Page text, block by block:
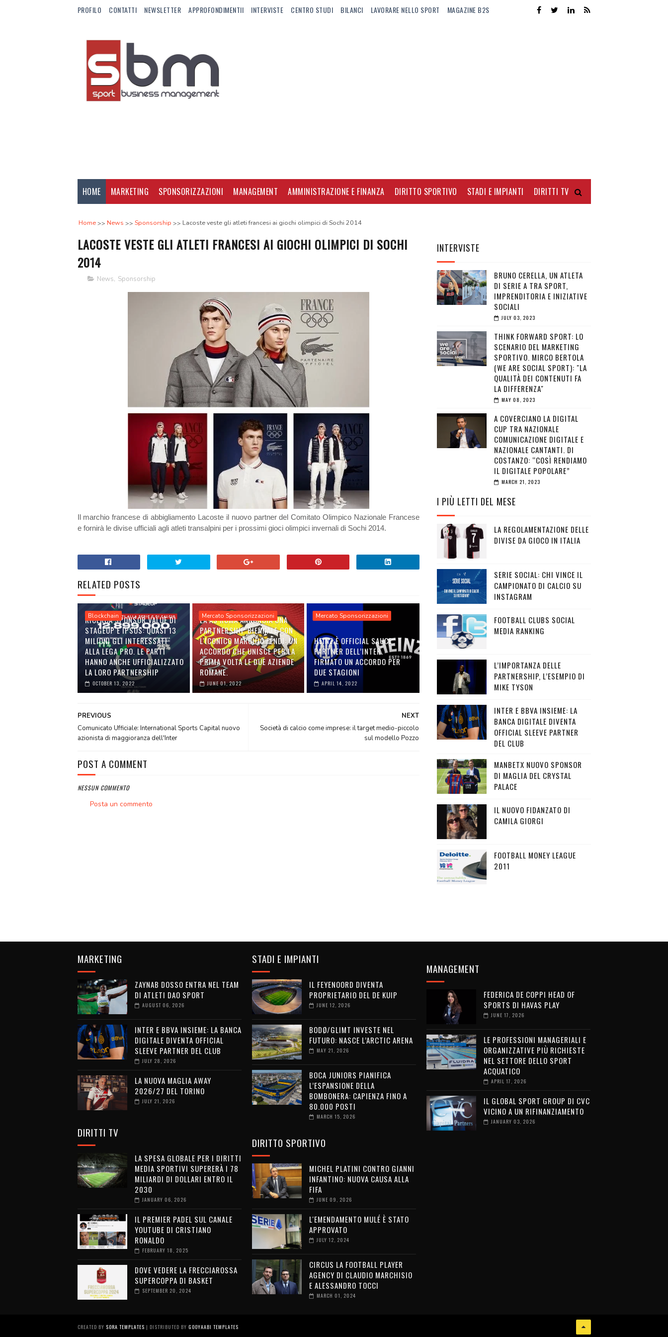
PROFILO CONTATTI NEWSLETTER APPROFONDIMENTII INTERVISTE CENTRO STUDI BILANCI LAVORARE NELLO SPORT MAGAZINE B2S
HOME MARKETING SPONSORIZZAZIONI MANAGEMENT AMMINISTRAZIONE E FINANZA DIRITTO SPORTIVO STADI E IMPIANTI DIRITTI TV
Home News Sponsorship Lacoste veste gli atleti francesi ai giochi olimpici di Sochi 2014
LACOSTE VESTE GLI ATLETI FRANCESI AI GIOCHI OLIMPICI DI SOCHI
2014
News, Sponsorship
Il marchio francese di abbigliamento Lacoste il nuovo partner del Comitato Olimpico Nazionale Francese
e fornirà le divise ufficiali agli atleti transalpini per i prossimi gioci olimpici invernali di Sochi 2014.
RELATED POSTS
Blockchain
RICERCA SPONSOR VALUE DI
STAGEUP E IPSOS: QUASI 13
MILIONI GLI INTERESSATI
ALLA LEGA PRO. LE PARTI
HANNO ANCHE UFFICIALIZZATO
LA LORO PARTNERSHIP
OCTOBER 13, 2022
Mercato Sponsorizzazioni
LA AS ROMA ANNUNCIA UNA
PARTNERSHIP BIENNALE CON
L'ICONICO MARCHIO FENDI: UN
ACCORDO CHE UNISCE PER LA
PRIMA VOLTA LE DUE AZIENDE
ROMANE.
JUNE 01, 2022
Mercato Sponsorizzazioni
HEINZ È OFFICIAL SAUCE
PARTNER DELL’INTER.
FIRMATO UN ACCORDO PER
DUE STAGIONI
APRIL 14, 2022
NEXT
Società di calcio come imprese: il target medio-piccolo
sul modello Pozzo
PREVIOUS
Comunicato Ufficiale: International Sports Capital nuovo
azionista di maggioranza dell'Inter
POST A COMMENT
NESSUN COMMENTO
Posta un commento
INTERVISTE
BRUNO CERELLA, UN ATLETA
DI SERIE A TRA SPORT,
IMPRENDITORIA E INIZIATIVE
SOCIALI
JULY 03, 2023
THINK FORWARD SPORT: LO
SCENARIO DEL MARKETING
SPORTIVO. MIRCO BERTOLA
(WE ARE SOCIAL SPORT): "LA
QUALITÀ DEI CONTENUTI FA
LA DIFFERENZA"
MAY 08, 2023
A COVERCIANO LA DIGITAL
CUP TRA NAZIONALE
COMUNICAZIONE DIGITALE E
NAZIONALE CANTANTI. DI
COSTANZO: “COSÌ RENDIAMO
IL DIGITALE POPOLARE”
MARCH 21, 2023
I PIÙ LETTI DEL MESE
LA REGOLAMENTAZIONE DELLE
DIVISE DA GIOCO IN ITALIA
SERIE SOCIAL: CHI VINCE IL
CAMPIONATO DI CALCIO SU
INSTAGRAM
FOOTBALL CLUBS SOCIAL
MEDIA RANKING
L’IMPORTANZA DELLE
PARTNERSHIP, L’ESEMPIO DI
MIKE TYSON
INTER E BBVA INSIEME: LA
BANCA DIGITALE DIVENTA
OFFICIAL SLEEVE PARTNER
DEL CLUB
MANBETX NUOVO SPONSOR
DI MAGLIA DEL CRYSTAL
PALACE
IL NUOVO FIDANZATO DI
CAMILA GIORGI
FOOTBALL MONEY LEAGUE
2011
MARKETING
ZAYNAB DOSSO ENTRA NEL TEAM
DI ATLETI DAO SPORT
AUGUST 06, 2026
INTER E BBVA INSIEME: LA BANCA
DIGITALE DIVENTA OFFICIAL
SLEEVE PARTNER DEL CLUB
JULY 28, 2026
LA NUOVA MAGLIA AWAY
2026/27 DEL TORINO
JULY 21, 2026
DIRITTI TV
LA SPESA GLOBALE PER I DIRITTI
MEDIA SPORTIVI SUPERERÀ I 78
MILIARDI DI DOLLARI ENTRO IL
2030
JANUARY 06, 2026
IL PREMIER PADEL SUL CANALE
YOUTUBE DI CRISTIANO
RONALDO
FEBRUARY 18, 2025
DOVE VEDERE LA FRECCIAROSSA
SUPERCOPPA DI BASKET
SEPTEMBER 20, 2024
STADI E IMPIANTI
IL FEYENOORD DIVENTA
PROPRIETARIO DEL DE KUIP
JUNE 12, 2026
BODØ/GLIMT INVESTE NEL
FUTURO: NASCE L’ARCTIC ARENA
MAY 21, 2026
BOCA JUNIORS PIANIFICA
L’ESPANSIONE DELLA
BOMBONERA: CAPIENZA FINO A
80.000 POSTI
MARCH 15, 2026
DIRITTO SPORTIVO
MICHEL PLATINI CONTRO GIANNI
INFANTINO: NUOVA CAUSA ALLA
FIFA
JUNE 09, 2026
L'EMENDAMENTO MULÉ È STATO
APPROVATO
JULY 12, 2024
CIRCUS LA FOOTBALL PLAYER
AGENCY DI CLAUDIO MARCHISIO
E ALESSANDRO TOCCI
MARCH 01, 2024
MANAGEMENT
FEDERICA DE COPPI HEAD OF
SPORTS DI HAVAS PLAY
JUNE 17, 2026
LE PROFESSIONI MANAGERIALI E
ORGANIZZATIVE PIÙ RICHIESTE
NEL SETTORE DELLO SPORT
ACQUATICO
APRIL 17, 2026
IL GLOBAL SPORT GROUP DI CVC
VICINO A UN RIFINANZIAMENTO
JANUARY 03, 2026
CREATED BY SORA TEMPLATES | DISTRIBUTED BY GOOYAABI TEMPLATES